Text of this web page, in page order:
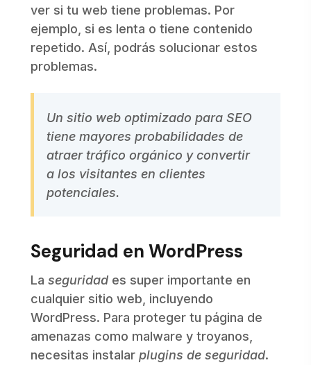
ver si tu web tiene problemas. Por
ejemplo, si es lenta o tiene contenido
repetido. Así, podrás solucionar estos
problemas.
Un sitio web optimizado para SEO
tiene mayores probabilidades de
atraer tráfico orgánico y convertir
a los visitantes en clientes
potenciales.
Seguridad en WordPress
La seguridad es super importante en
cualquier sitio web, incluyendo
WordPress. Para proteger tu página de
amenazas como malware y troyanos,
necesitas instalar plugins de seguridad.